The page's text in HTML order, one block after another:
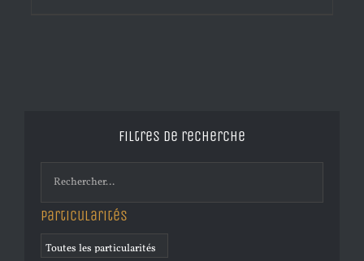
Filtres de recherche
Particularités